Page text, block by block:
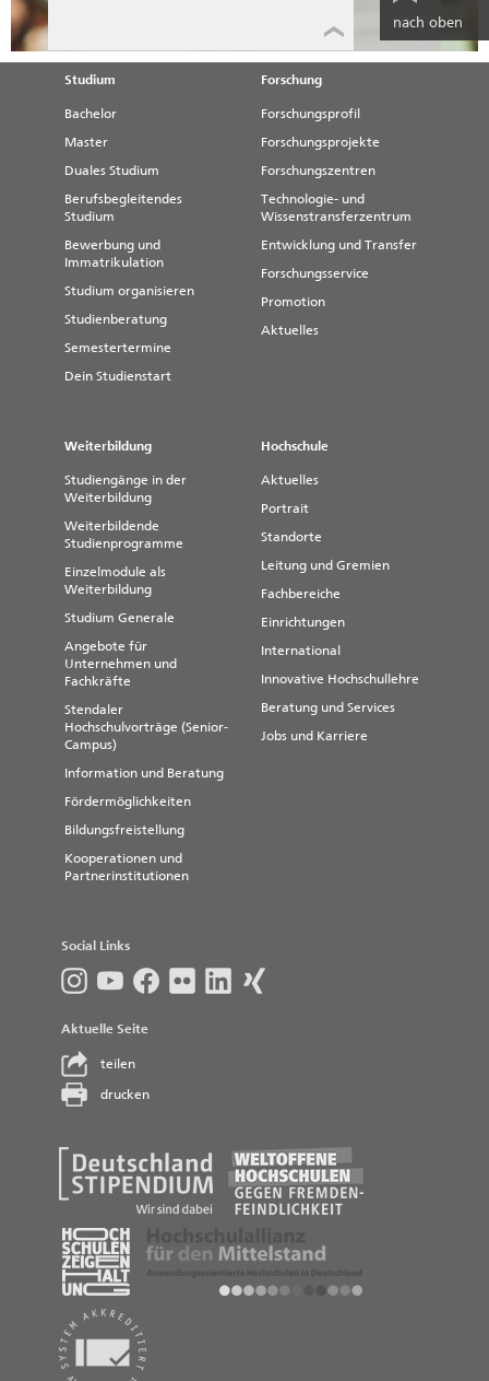
nach oben
Studium
Bachelor
Master
Duales Studium
Berufsbegleitendes
Studium
Bewerbung und
Immatrikulation
Studium organisieren
Studienberatung
Semestertermine
Dein Studienstart
Forschung
Forschungsprofil
Forschungsprojekte
Forschungszentren
Technologie- und
Wissenstransferzentrum
Entwicklung und Transfer
Forschungsservice
Promotion
Aktuelles
Weiterbildung
Studiengänge in der
Weiterbildung
Weiterbildende
Studienprogramme
Einzelmodule als
Weiterbildung
Studium Generale
Angebote für
Unternehmen und
Fachkräfte
Stendaler
Hochschulvorträge (Senior-
Campus)
Information und Beratung
Fördermöglichkeiten
Bildungsfreistellung
Kooperationen und
Partnerinstitutionen
Hochschule
Aktuelles
Portrait
Standorte
Leitung und Gremien
Fachbereiche
Einrichtungen
International
Innovative Hochschullehre
Beratung und Services
Jobs und Karriere
Social Links
Aktuelle Seite
teilen
drucken